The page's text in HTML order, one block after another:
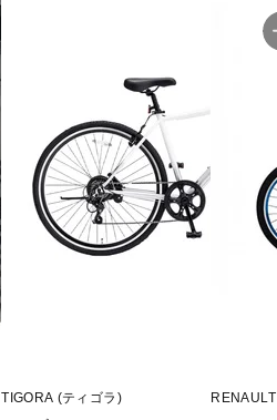
TIGORA (ティゴラ)